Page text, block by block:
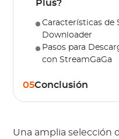
Plus?
Características de
Downloader
Pasos para
con StreamGaGa
05Conclusión
Una amplia selección